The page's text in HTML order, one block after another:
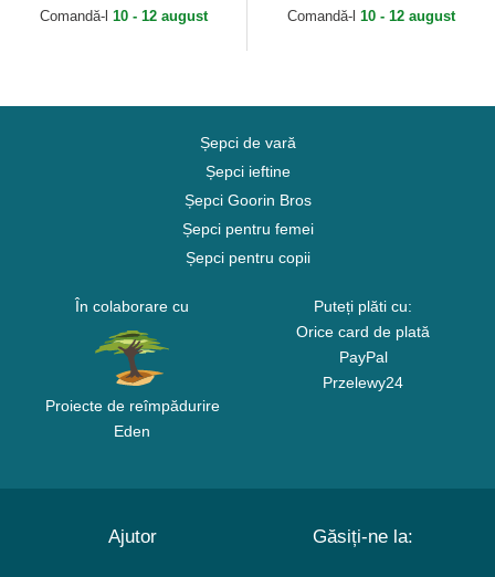
Yankees MLB de New Era
Comandă-l 10 - 12 august
de New York Yankees MLB
Comandă-l 10 - 12 august
Șepci de vară
Șepci ieftine
Șepci Goorin Bros
Șepci pentru femei
Șepci pentru copii
În colaborare cu
Proiecte de reîmpădurire
Eden
Puteți plăti cu:
Orice card de plată
PayPal
Przelewy24
Ajutor Găsiți-ne la: